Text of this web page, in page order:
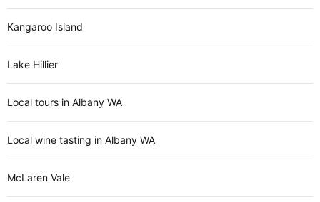
Kangaroo Island
Lake Hillier
Local tours in Albany WA
Local wine tasting in Albany WA
McLaren Vale